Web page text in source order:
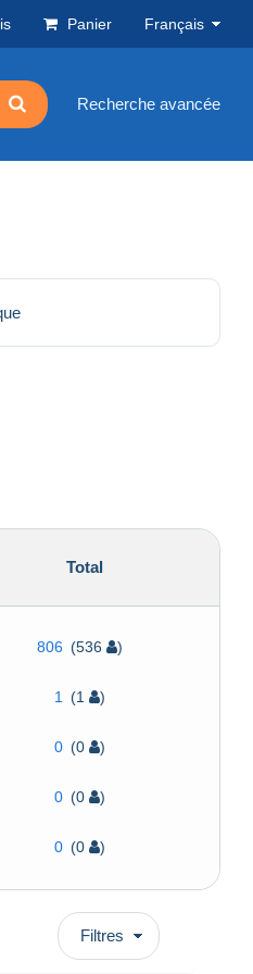
Panier Français
Recherche avancée
Total
806 (536 )
1 (1 )
0 (0 )
0 (0 )
0 (0 )
Filtres